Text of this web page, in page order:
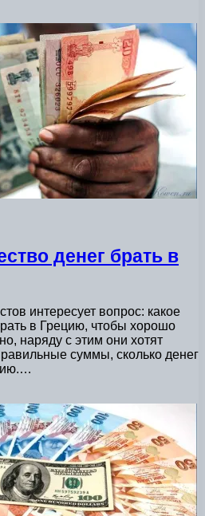
денег брать в
интересует вопрос: какое
в Грецию, чтобы хорошо
наряду с этим они хотят
суммы, сколько денег